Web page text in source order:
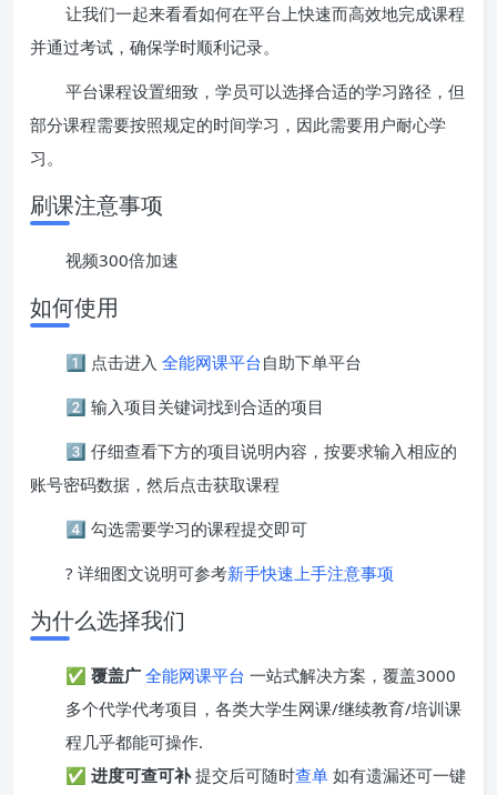
让我们一起来看看如何在平台上快速而高效地完成课程
并通过考试，确保学时顺利记录。
平台课程设置细致，学员可以选择合适的学习路径，但
部分课程需要按照规定的时间学习，因此需要用户耐心学
习。
刷课注意事项
视频300倍加速
如何使用
1️⃣ 点击进入 全能网课平台自助下单平台
2️⃣ 输入项目关键词找到合适的项目
3️⃣ 仔细查看下方的项目说明内容，按要求输入相应的
账号密码数据，然后点击获取课程
4️⃣ 勾选需要学习的课程提交即可
? 详细图文说明可参考新手快速上手注意事项
为什么选择我们
✅ 覆盖广 全能网课平台 一站式解决方案，覆盖3000
多个代学代考项目，各类大学生网课/继续教育/培训课
程几乎都能可操作.
✅ 进度可查可补提交后可随时查单 如有遗漏还可一键